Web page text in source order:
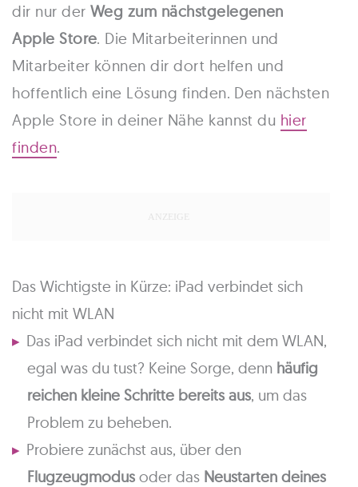
dir nur der Weg zum nächstgelegenen
Apple Store. Die Mitarbeiterinnen und
Mitarbeiter können dir dort helfen und
hoffentlich eine Lösung finden. Den nächsten
Apple Store in deiner Nähe kannst du hier
finden.
Das Wichtigste in Kürze: iPad verbindet sich
nicht mit WLAN
Das iPad verbindet sich nicht mit dem WLAN,
egal was du tust? Keine Sorge, denn häufig
reichen kleine Schritte bereits aus, um das
Problem zu beheben.
Probiere zunächst aus, über den
Flugzeugmodus oder das Neustarten deines